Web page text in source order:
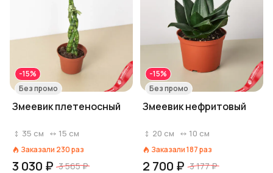
-15%
Без промо
Змеевик плетеносный
35 см 15 см
Заказали 230раз
3 030 ₽ 3 565 ₽
-15%
Без промо
Змеевик нефритовый
20 см 10 см
Заказали187раз
2 700 ₽ 3 177 ₽